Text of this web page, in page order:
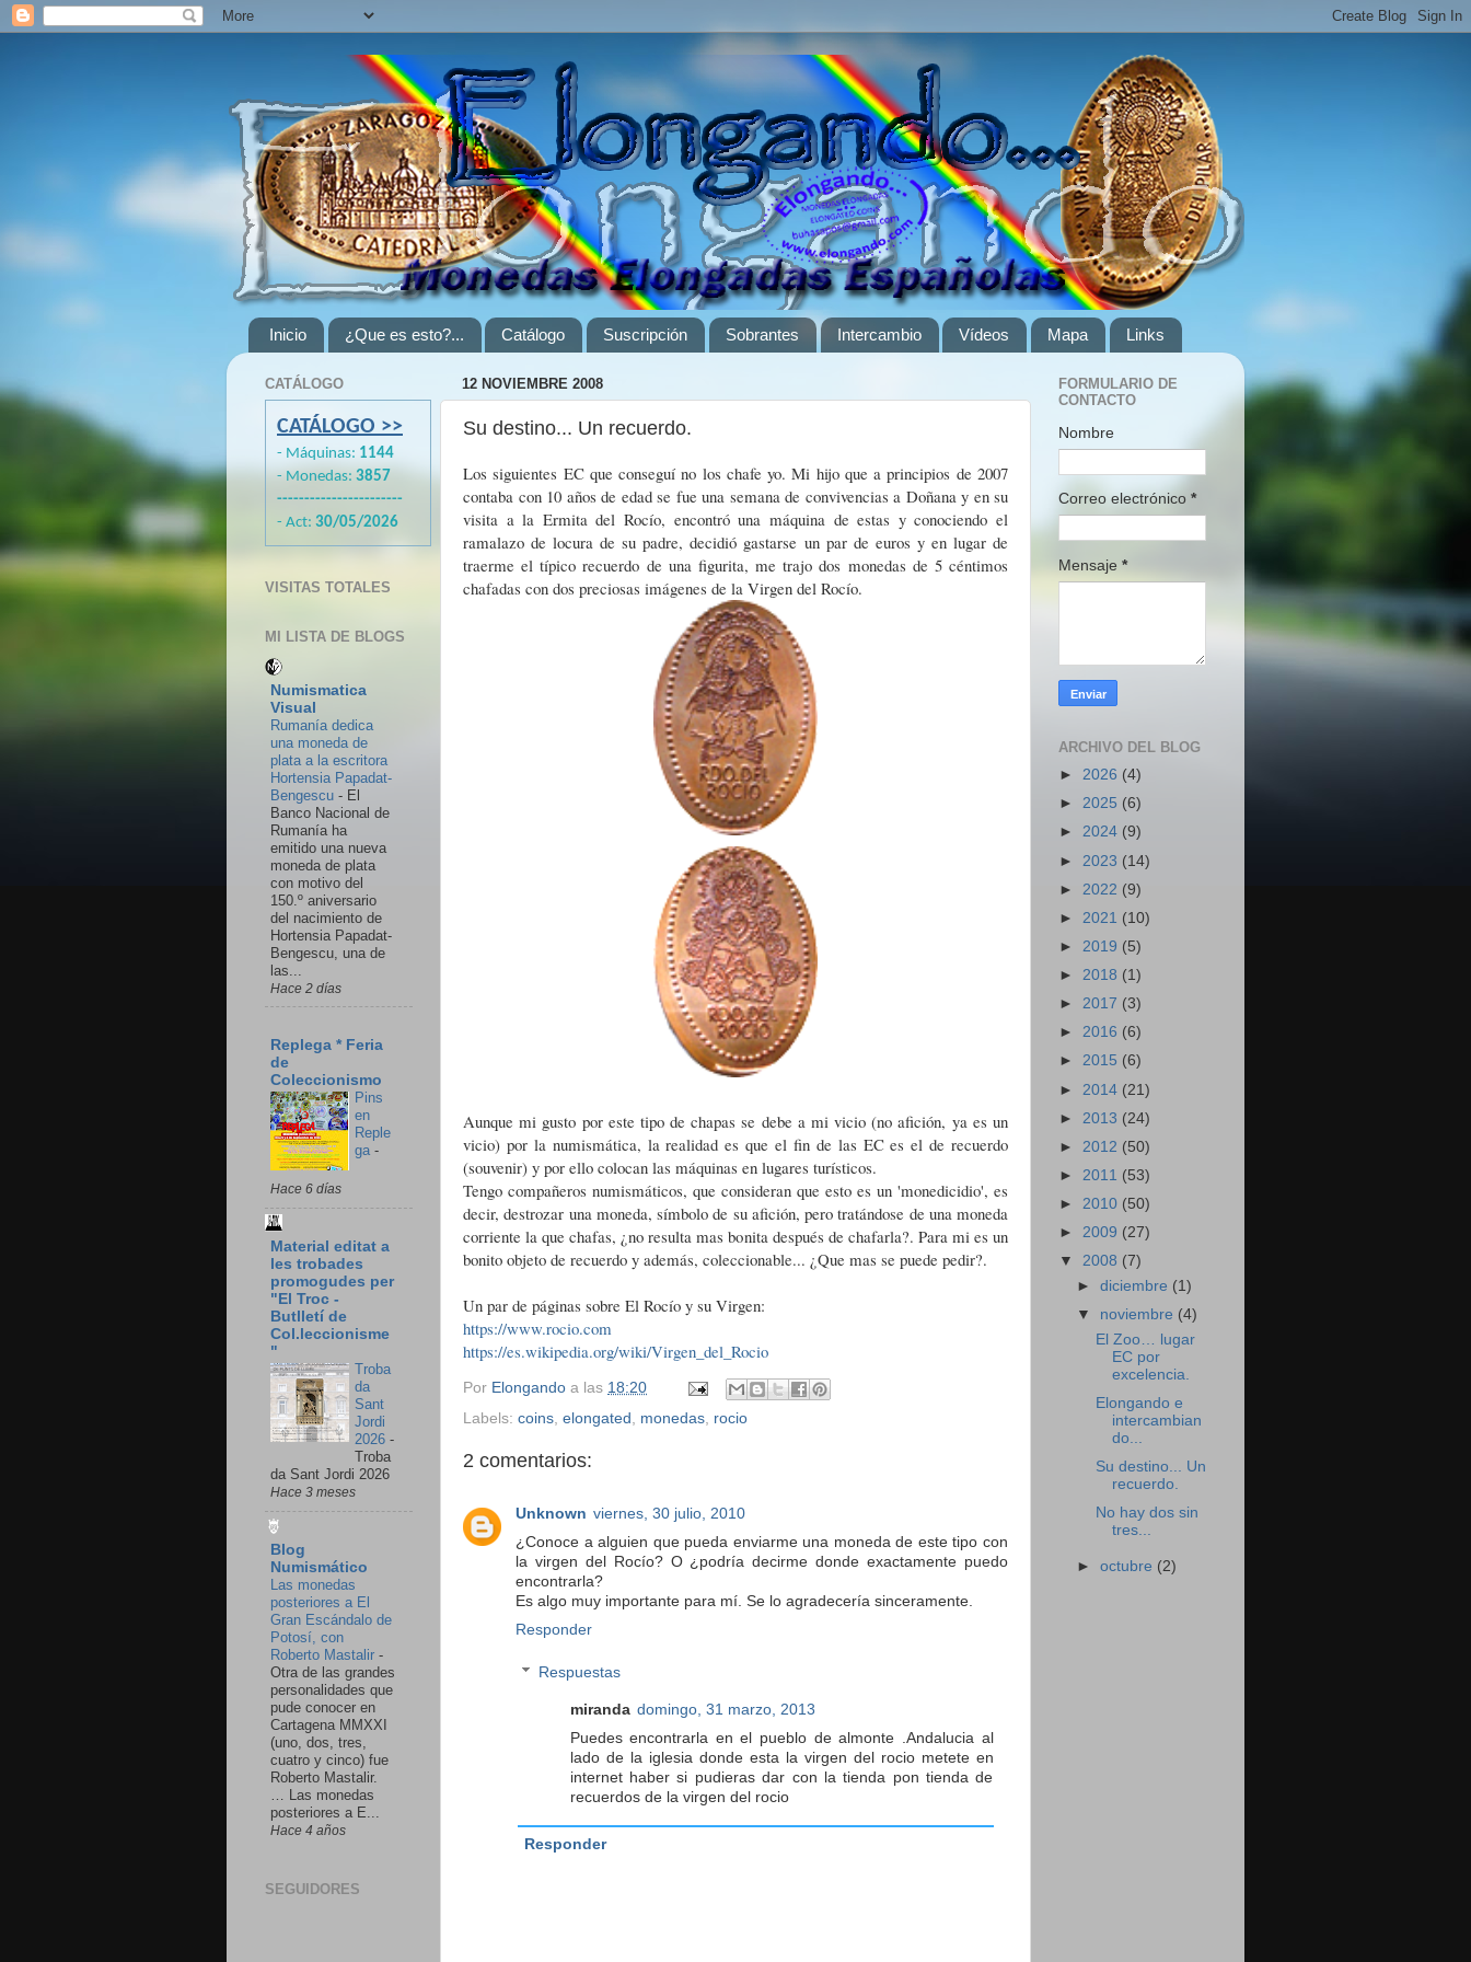
Inicio ¿Que es esto?... Catálogo Suscripción Sobrantes Intercambio Vídeos Mapa Links
12 NOVIEMBRE 2008
Su destino... Un recuerdo.
Los siguientes EC que conseguí no los chafe yo. Mi hijo que a principios de 2007
contaba con 10 años de edad se fue una semana de convivencias a Doñana y en su
visita a la Ermita del Rocío, encontró una máquina de estas y conociendo el
ramalazo de locura de su padre, decidió gastarse un par de euros y en lugar de
traerme el típico recuerdo de una figurita, me trajo dos monedas de 5 céntimos
chafadas con dos preciosas imágenes de la Virgen del Rocío.
Aunque mi gusto por este tipo de chapas se debe a mi vicio (no afición, ya es un
vicio) por la numismática, la realidad es que el fin de las EC es el de recuerdo
(souvenir) y por ello colocan las máquinas en lugares turísticos.
Tengo compañeros numismáticos, que consideran que esto es un 'monedicidio', es
decir, destrozar una moneda, símbolo de su afición, pero tratándose de una moneda
corriente la que chafas, ¿no resulta mas bonita después de chafarla?. Para mi es un
bonito objeto de recuerdo y además, coleccionable... ¿Que mas se puede pedir?.
Un par de páginas sobre El Rocío y su Virgen:
https://www.rocio.com
https://es.wikipedia.org/wiki/Virgen_del_Rocio
Por Elongando a las 18:20
Labels: coins elongated monedas rocio
2 comentarios:
Unknown viernes, 30 julio, 2010
¿Conoce a alguien que pueda enviarme una moneda de este tipo con
la virgen del Rocío? O ¿podría decirme donde exactamente puedo
encontrarla?
Es algo muy importante para mí. Se lo agradecería sinceramente.
Responder
Respuestas
miranda domingo, 31 marzo, 2013
Puedes encontrarla en el pueblo de almonte .Andalucia al
lado de la iglesia donde esta la virgen del rocio metete en
internet haber si pudieras dar con la tienda pon tienda de
recuerdos de la virgen del rocio
Responder
CATÁLOGO
CATÁLOGO >>
- Máquinas: 1144
- Monedas: 3857
-----------------------
- Act: 30/05/2026
VISITAS TOTALES
MI LISTA DE BLOGS
Numismatica
Visual
Rumanía dedica
una moneda de
plata a la escritora
Hortensia Papadat-
Bengescu - El
Banco Nacional de
Rumanía ha
emitido una nueva
moneda de plata
con motivo del
150.º aniversario
del nacimiento de
Hortensia Papadat-
Bengescu, una de
las...
Hace 2 días
Replega * Feria
de
Coleccionismo
Pins
en
Reple
ga -
Hace 6 días
Material editat a
les trobades
promogudes per
"El Troc -
Butlletí de
Col.leccionisme
"
Troba
da
Sant
Jordi
2026 -
Troba
da Sant Jordi 2026
Hace 3 meses
Blog
Numismático
Las monedas
posteriores a El
Gran Escándalo de
Potosí, con
Roberto Mastalir -
Otra de las grandes
personalidades que
pude conocer en
Cartagena MMXXI
(uno, dos, tres,
cuatro y cinco) fue
Roberto Mastalir.
… Las monedas
posteriores a E...
Hace 4 años
SEGUIDORES
FORMULARIO DE
CONTACTO
Nombre
Correo electrónico *
Mensaje *
ARCHIVO DEL BLOG
► 2026 (4)
► 2025 (6)
► 2024 (9)
► 2023 (14)
► 2022 (9)
► 2021 (10)
► 2019 (5)
► 2018 (1)
► 2017 (3)
► 2016 (6)
► 2015 (6)
► 2014 (21)
► 2013 (24)
► 2012 (50)
► 2011 (53)
► 2010 (50)
► 2009 (27)
▼ 2008 (7)
►diciembre (1)
▼ noviembre (4)
El Zoo… lugar
EC por
excelencia.
Elongando e
intercambian
do...
Su destino... Un
recuerdo.
No hay dos sin
tres...
►octubre (2)